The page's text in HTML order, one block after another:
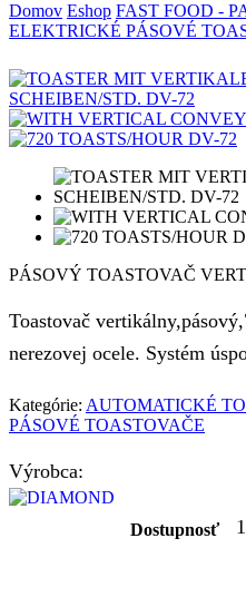
Domov Eshop FAST FOOD -
ELEKTRICKÉ PÁSOVÉ
PÁSOVÝ TOASTOVAČ
Toastovač
nerezovej ocele. Systém
Kategórie: AUTOMATICKÉ
PÁSOVÉ TOASTOVAČE
Výrobca:
Dostupnosť